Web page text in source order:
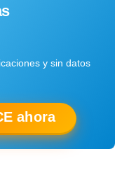
y sin datos
ahora